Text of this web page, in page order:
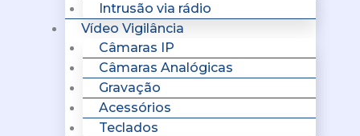
Intrusão via rádio
Vídeo Vigilância
Câmaras IP
Câmaras Analógicas
Gravação
Acessórios
Teclados